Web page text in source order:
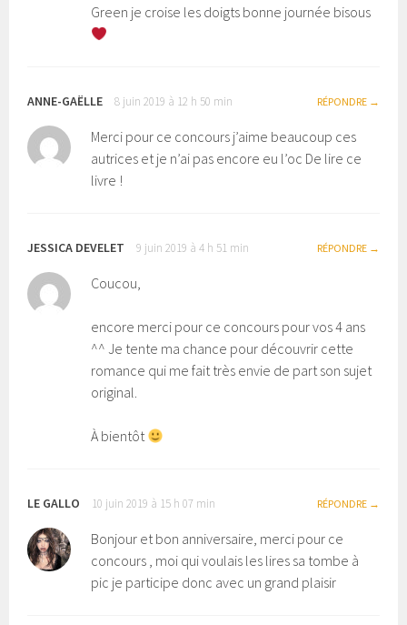
Green je croise les doigts bonne journée bisous
ANNE-GAËLLE 8 juin 2019 à 12 h 50 min RÉPONDRE
Merci pour ce concours j’aime beaucoup ces
autrices et je n’ai pas encore eu l’oc De lire ce
livre !
JESSICA DEVELET 9 juin 2019 à 4 h 51 min RÉPONDRE
Coucou,
encore merci pour ce concours pour vos 4 ans
^^ Je tente ma chance pour découvrir cette
romance qui me fait très envie de part son sujet
original.
À bientôt
LE GALLO 10 juin 2019 à 15 h 07 min RÉPONDRE
Bonjour et bon anniversaire, merci pour ce
concours , moi qui voulais les lires sa tombe à
pic je participe donc avec un grand plaisir